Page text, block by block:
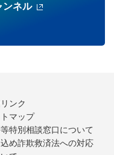
ンネル
ンク
マップ
特別相談窓口について
め詐欺救済法への対応